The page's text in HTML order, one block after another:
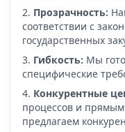
Прозрачность:
соответствии с
государственных
Гибкость: Мы
специфические
Конкурентные
процессов и
предлагаем